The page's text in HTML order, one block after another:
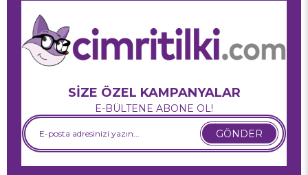
SİZE ÖZEL KAMPANYALAR
E-BÜLTENE ABONE OL!
GÖNDER